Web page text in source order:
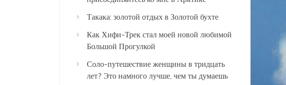
Такака: золотой отдых в Золотой бухте
Как Хифи-Трек стал моей новой любимой
Большой Прогулкой
Соло-путешествие женщины в тридцать
лет? Это намного лучше, чем ты думаешь